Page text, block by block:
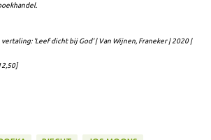
vertaling: 'Leef dicht bij God' | Van Wijnen, Franeker | 2020 |